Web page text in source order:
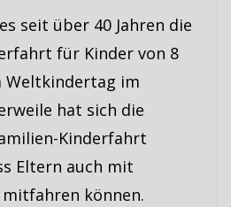
seit über 40 Jahren die
für Kinder von 8
Weltkindertag im
hat sich die
Kinderfahrt
Eltern auch mit
können.